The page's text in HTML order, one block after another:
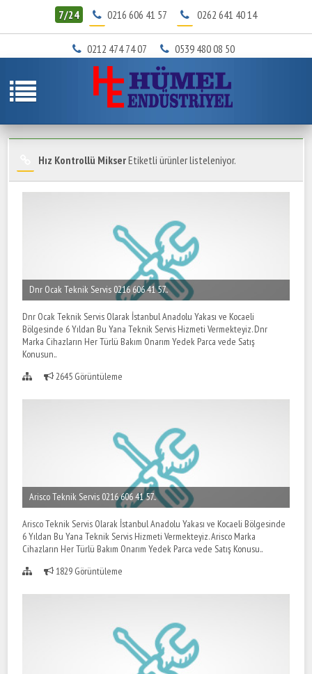
7/24 0216 606 41 57 0262 641 40 14
0212 474 74 07 0539 480 08 50
Hız Kontrollü MikserEtiketli ürünler listeleniyor.
Dnr Ocak Teknik Servis 0216 606 41 57..
Dnr Ocak Teknik Servis Olarak İstanbul Anadolu Yakası ve Kocaeli
Bölgesinde 6 Yıldan Bu Yana Teknik Servis Hizmeti Vermekteyiz. Dnr
Marka Cihazların Her Türlü Bakım Onarım Yedek Parca vede Satış
Konusun..
2645 Görüntüleme
Arisco Teknik Servis 0216 606 41 57..
Arisco Teknik Servis Olarak İstanbul Anadolu Yakası ve Kocaeli Bölgesinde
6 Yıldan Bu Yana Teknik Servis Hizmeti Vermekteyiz. Arisco Marka
Cihazların Her Türlü Bakım Onarım Yedek Parca vede Satış Konusu..
1829 Görüntüleme